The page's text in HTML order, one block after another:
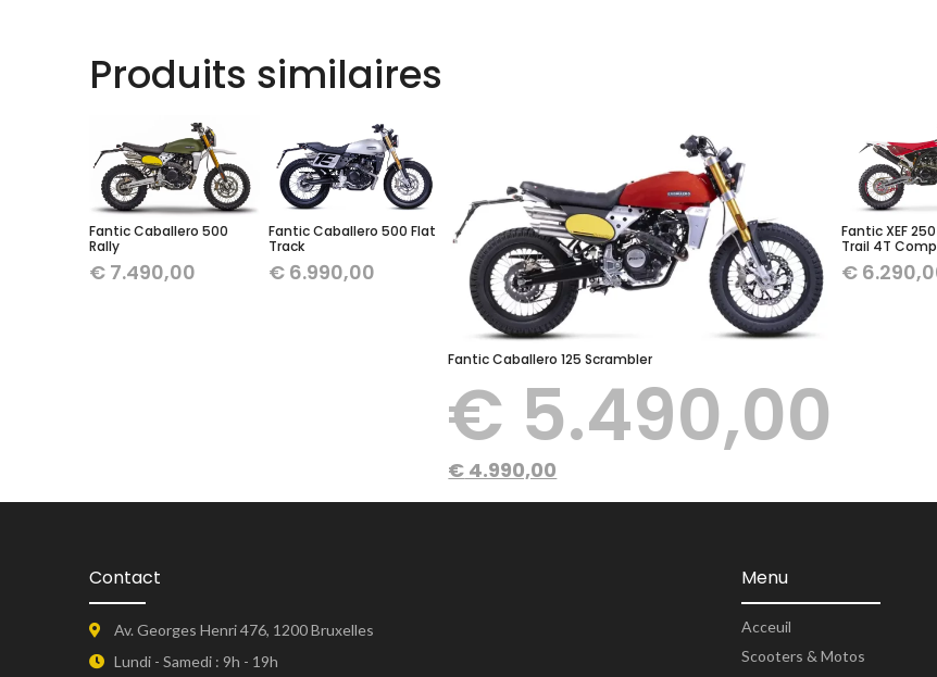
Produits similaires
Fantic Caballero 500
Rally
€ 7.490,00
Fantic Caballero 500 Flat
Track
€ 6.990,00
Fantic Caballero 125 Scrambler
€ 5.490,00
€ 4.990,00
Fantic XEF
Trail 4T
€
Contact
Av. Georges Henri 476, 1200 Bruxelles
Lundi - Samedi : 9h - 19h
Menu
Acceuil
Scooters & Motos